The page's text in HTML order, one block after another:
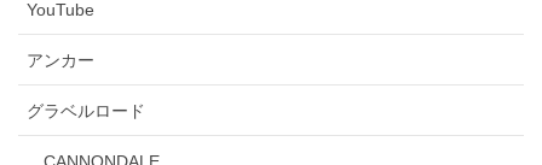
YouTube
アンカー
グラベルロード